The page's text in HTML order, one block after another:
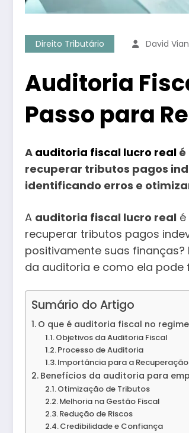
Direito Tributário David
Auditoria
Passo para
A auditoria fiscal lucro real é
recuperar tributos pagos
identificando erros e
A auditoria fiscal lucro real
recuperar tributos pagos
positivamente suas
da auditoria e como ela pode
Sumário do Artigo
O que é auditoria fiscal no
Objetivos da Auditoria Fiscal
Processo de Auditoria
Importância para a
Benefícios da auditoria para
Otimização de Tributos
Melhoria na Gestão Fiscal
Redução de Riscos
Credibilidade e Confiança